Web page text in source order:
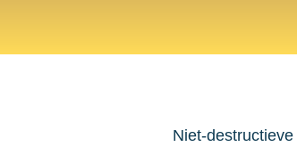
Niet-